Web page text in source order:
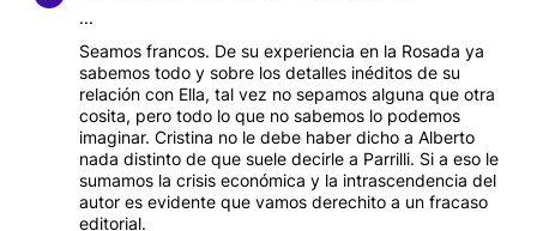
...
Seamos francos. De su experiencia en la Rosada ya
sabemos todo y sobre los detalles inéditos de su
relación con Ella, tal vez no sepamos alguna que otra
cosita, pero todo lo que no sabemos lo podemos
imaginar. Cristina no le debe haber dicho a Alberto
nada distinto de que suele decirle a Parrilli. Si a eso le
sumamos la crisis económica y la intrascendencia del
autor es evidente que vamos derechito a un fracaso
editorial.